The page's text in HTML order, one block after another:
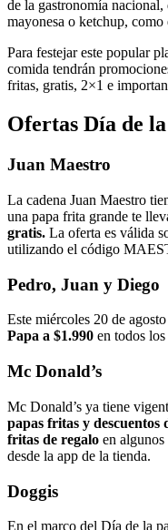
de la gastronomía nacional,
mayonesa o ketchup,
Para festejar este popular
comida tendrán
fritas, gratis, 2×1 e
Ofertas Día de
Juan Maestro
La cadena Juan Maestro
una papa frita grande te
gratis. La oferta es válida
utilizando el código
Pedro, Juan y Diego
Este miércoles 20 de
Papa a $1.990 en todos
Mc Donald’s
Mc Donald’s ya tiene
papas fritas y descuentos
fritas de regalo en
desde la app de la tienda.
Doggis
En el marco del Día de la